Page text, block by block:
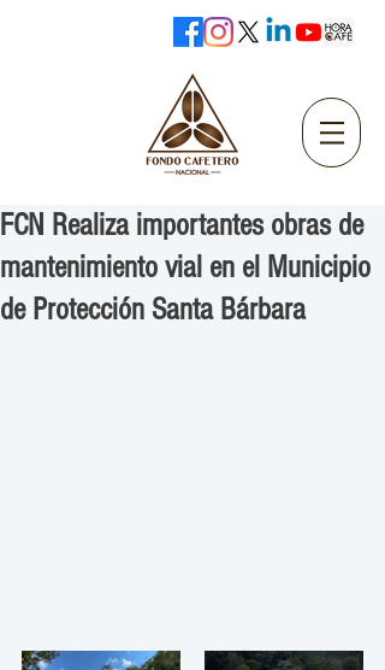
FCN Realiza importantes obras de
mantenimiento vial en el Municipio
de Protección Santa Bárbara